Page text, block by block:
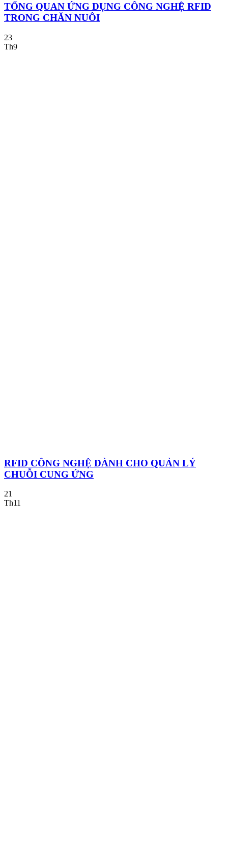
TỔNG QUAN ỨNG DỤNG CÔNG NGHỆ RFID
TRONG CHĂN NUÔI
23
Th9
RFID CÔNG NGHỆ DÀNH CHO QUẢN LÝ
CHUỖI CUNG ỨNG
21
Th11